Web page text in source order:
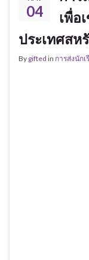
04
เพื่อ
ประเทศสห
By gifted in การส่งนัก